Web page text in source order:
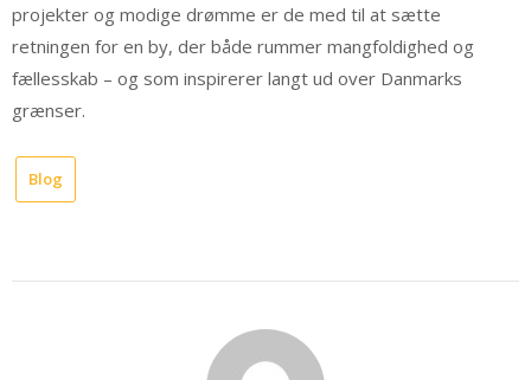
projekter og modige drømme er de med til at sætte
retningen for en by, der både rummer mangfoldighed og
fællesskab – og som inspirerer langt ud over Danmarks
grænser.
Blog